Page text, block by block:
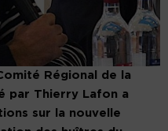
Régional de la
par Thierry Lafon a
sur la nouvelle